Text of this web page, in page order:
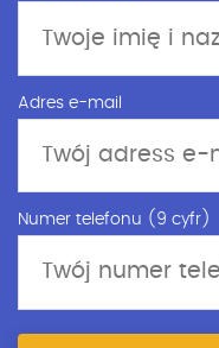
Adres e-mail
Numer telefonu (9 cyfr)